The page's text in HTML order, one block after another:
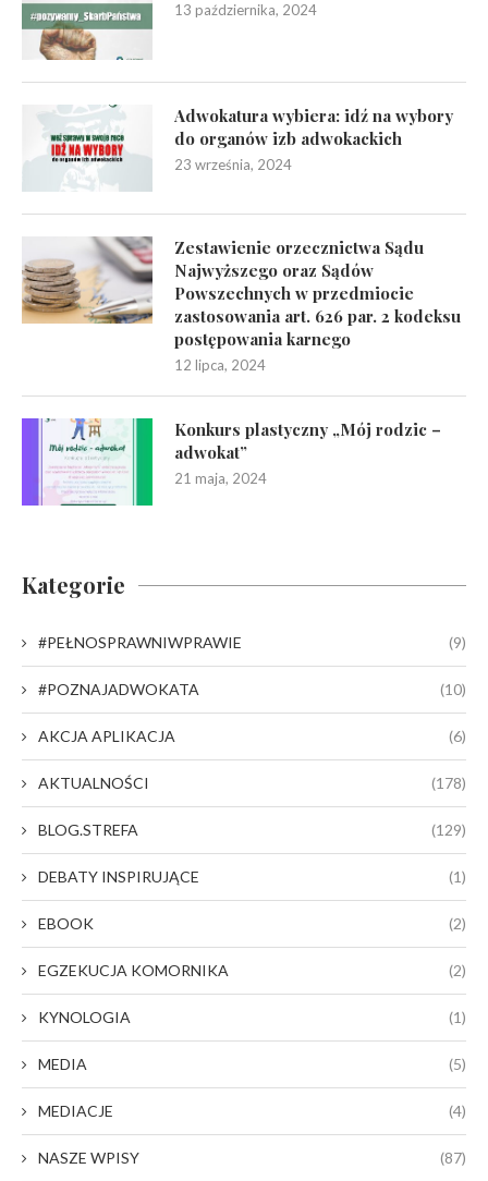
13 października, 2024
Adwokatura wybiera: idź na wybory
do organów izb adwokackich
23 września, 2024
Zestawienie orzecznictwa Sądu
Najwyższego oraz Sądów
Powszechnych w przedmiocie
zastosowania art. 626 par. 2 kodeksu
postępowania karnego
12 lipca, 2024
Konkurs plastyczny „Mój rodzic –
adwokat”
21 maja, 2024
Kategorie
#PEŁNOSPRAWNIWPRAWIE (9)
#POZNAJADWOKATA (10)
AKCJA APLIKACJA (6)
AKTUALNOŚCI (178)
BLOG.STREFA (129)
DEBATY INSPIRUJĄCE (1)
EBOOK (2)
EGZEKUCJA KOMORNIKA (2)
KYNOLOGIA (1)
MEDIA (5)
MEDIACJE (4)
NASZE WPISY (87)